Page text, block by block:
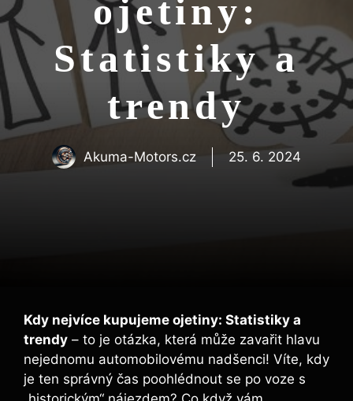
ojetiny:
Statistiky a
trendy
Akuma-Motors.cz 25. 6. 2024
Kdy nejvíce kupujeme ojetiny: Statistiky a
trendy – to je otázka, která může zavařit hlavu
nejednomu automobilovému nadšenci! Víte, kdy
je ten správný čas poohlédnout se po voze s